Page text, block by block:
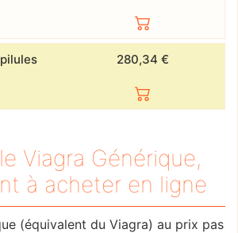
280,34 €
Viagra Générique,
à acheter en ligne
(équivalent du Viagra) au prix pas